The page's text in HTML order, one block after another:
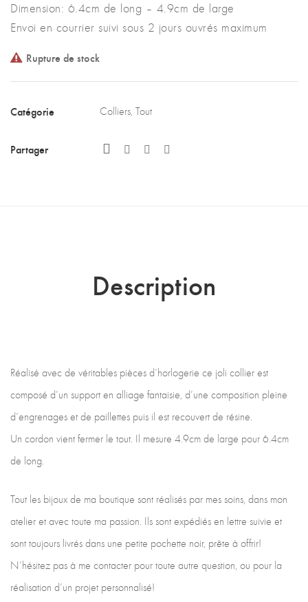
Dimension: 6.4cm de long – 4.9cm de large
Envoi en courrier suivi sous 2 jours ouvrés maximum
Rupture de stock
Catégorie Colliers ,Tout
Partager
Description
Réalisé avec de véritables pièces d’horlogerie ce joli collier est
composé d’un support en alliage fantaisie, d’une composition pleine
d’engrenages et de paillettes puis il est recouvert de résine.
Un cordon vient fermer le tout. Il mesure 4.9cm de large pour 6.4cm
de long.
Tout les bijoux de ma boutique sont réalisés par mes soins, dans mon
atelier et avec toute ma passion. Ils sont expédiés en lettre suivie et
sont toujours livrés dans une petite pochette noir, prête à offrir!
N’hésitez pas à me contacter pour toute autre question, ou pour la
réalisation d’un projet personnalisé!